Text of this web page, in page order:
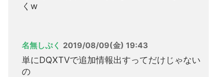
くw
名無しぷく 2019/08/09(金) 19:43
単にDQXTVで追加情報出すってだけじゃない
の